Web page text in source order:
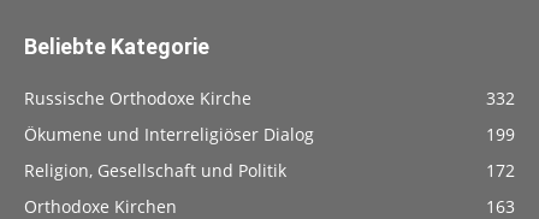
Beliebte Kategorie
Russische Orthodoxe Kirche
332
Ökumene und Interreligiöser Dialog
199
Religion, Gesellschaft und Politik
172
Orthodoxe Kirchen
163